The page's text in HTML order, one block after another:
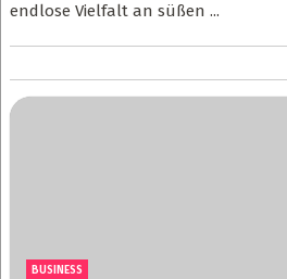
endlose Vielfalt an süßen ...
BUSINESS